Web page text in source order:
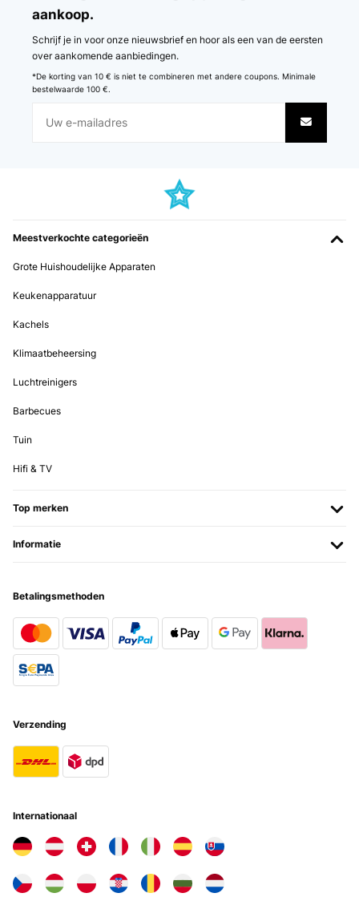
aankoop.
Schrijf je in voor onze nieuwsbrief en hoor als een van de eersten
over aankomende aanbiedingen.
*De korting van 10 € is niet te combineren met andere coupons. Minimale
bestelwaarde 100 €.
Meestverkochte categorieën
Grote Huishoudelijke Apparaten
Keukenapparatuur
Kachels
Klimaatbeheersing
Luchtreinigers
Barbecues
Tuin
Hifi & TV
Top merken
Informatie
Betalingsmethoden
Verzending
Internationaal